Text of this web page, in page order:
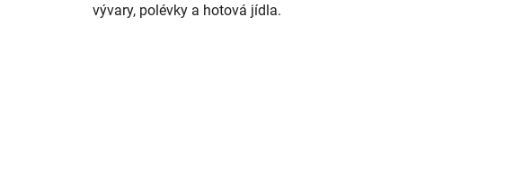
vývary, polévky a hotová jídla.